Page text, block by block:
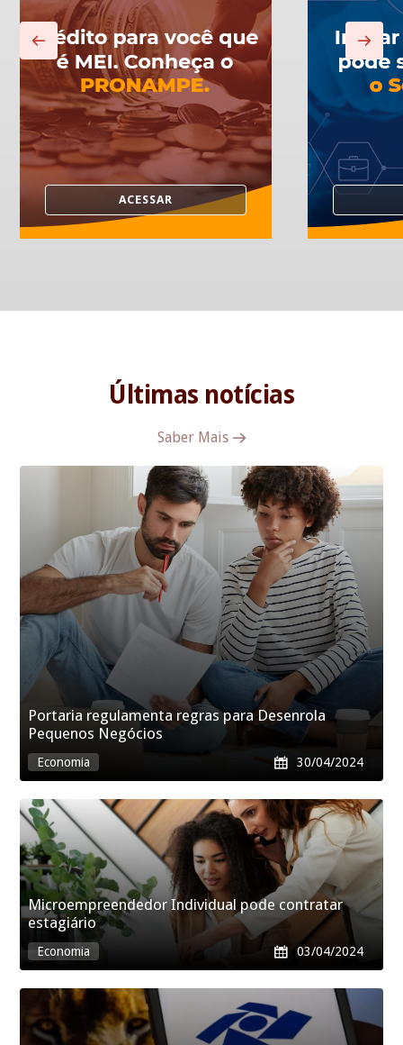
ACESSAR
← →
Últimas notícias
Saber Mais →
Portaria regulamenta regras para Desenrola
Pequenos Negócios
Economia  30/04/2024
Microempreendedor Individual pode contratar
estagiário
Economia  03/04/2024